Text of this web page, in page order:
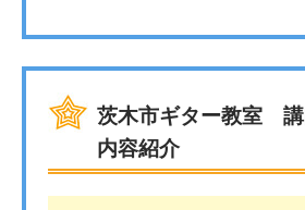
茨木市ギター教室
内容紹介